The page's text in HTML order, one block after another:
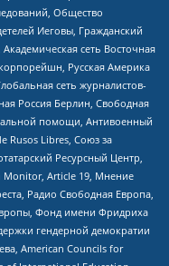
Общество
Иеговы, Гражданский
сеть Восточная
Русская Америка
сеть журналистов-
Россия Берлин, Свободная
помощи, Антивоенный
Rusos Libres, Союз за
Ресурсный Центр,
Monitor, Article 19, Мнение
Радио Свободная Европа,
Фонд имени Фридриха
гендерной демократии
American Councils for